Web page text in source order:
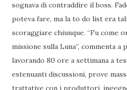
sognava di contraddire il boss.
poteva fare, ma la to do list era
scoraggiare chiunque. “Fu come
missione sulla Luna”, commenta a
lavorando 80 ore a settimana a
estenuanti discussioni, prove
trattative con i produttori,